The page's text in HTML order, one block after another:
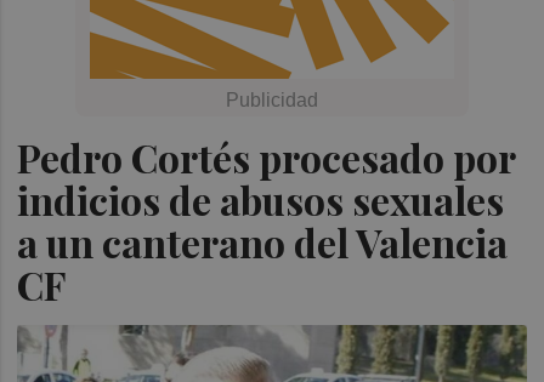
Pedro Cortés procesado por
indicios de abusos sexuales
a un canterano del Valencia
CF